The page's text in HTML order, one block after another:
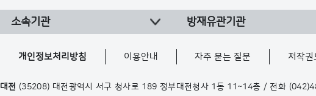
소속기관 방재유관기관
개인정보처리방침 이용안내 자주 묻는 질문 저작권
대전 (35208) 대전광역시 서구 청사로 189 정부대전청사 1동 11~14층 / 전화